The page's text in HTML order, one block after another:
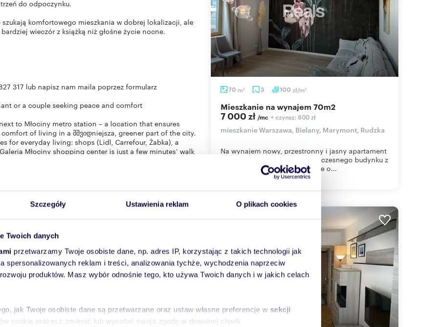
Szczegóły Ustawienia reklam O plikach cookies
Twoich danych
przetwarzamy Twoje osobiste dane, np. adres IP, korzystając z takich technologii jak
spersonalizowanych reklam i treści, analizowania tychże, wychodzenia naprzeciw
produktów. Masz wybór odnośnie tego, kto używa Twoich danych i w jakich celach
jak Twoje osobiste dane są przetwarzane oraz ustaw własne preferencje w sekcji
cookie możesz zmienić lub wycofać swoją zgodę w dowolnej chwili.
do odpoczynku.
komfortowego mieszkania w dobrej lokalizacji, ale
wieczór z książką niż głośne życie nocne.
317 lub napisz nam maila poprzez formularz
or a couple seeking peace and comfort
to Młociny metro station – a location that ensures
of living in a მშვიდniejsza, greener part of the city.
for everyday living: shops (Lidl, Carrefour, Żabka), a
Młociny shopping center is just a few minutes’ walk
convenient access to the city combined with space for
in the Nowe Bielany development – a modern
The internal courtyards create a calm and pleasant
away from the windows, ensuring peace and quiet
cm) and wooden windows further enhance the
everyday living. It is an ideal space for a single
atmosphere.
welcoming living area – perfect for relaxing, working,
onto a balcony (5.5 m²), which can serve as a cozy
Built-in wardrobes in the living room, hallway, and
70 m2 3 100 zł/m2
mieszkanie na wynajem 70m2
7 000 zł /mc + czynsz: 800 zł
mieszkanie Warszawa, Bielany, Marymont, Rudzka
Na wynajem nowy, przestronny i jasny apartament
usytuowany na 4 piętrze nowoczesnego budynku z
2021 r. na Bielanach.Mieszkanie o...